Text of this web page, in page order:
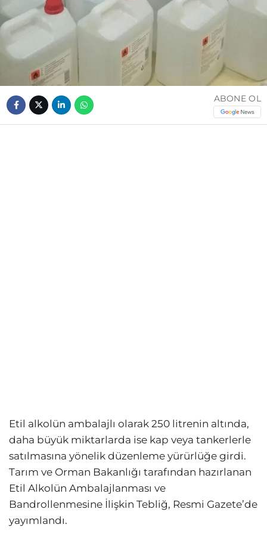
ABONE OL
Etil alkolün ambalajlı olarak 250 litrenin altında,
daha büyük miktarlarda ise kap veya tankerlerle
satılmasına yönelik düzenleme yürürlüğe girdi.
Tarım ve Orman Bakanlığı tarafından hazırlanan
Etil Alkolün Ambalajlanması ve
Bandrollenmesine İlişkin Tebliğ, Resmi Gazete’de
yayımlandı.